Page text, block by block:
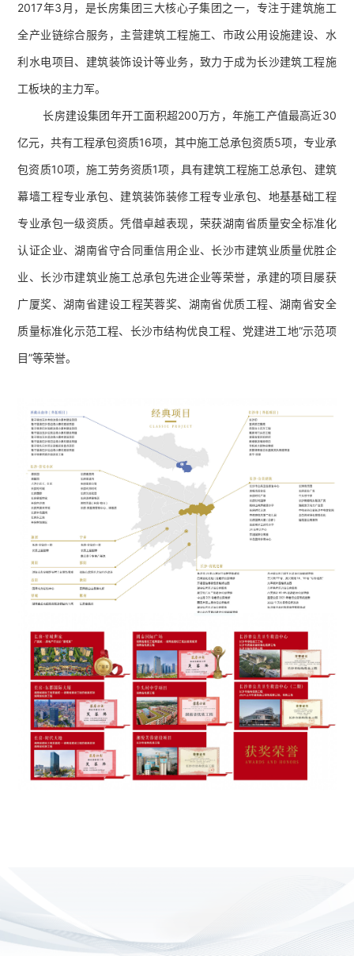
2017年3月，是长房集团三大核心子集团之一，专注于建筑施工
全产业链综合服务，主营建筑工程施工、市政公用设施建设、水
利水电项目、建筑装饰设计等业务，致力于成为长沙建筑工程施
工板块的主力军。
长房建设集团年开工面积超200万方，年施工产值最高近30
亿元，共有工程承包资质16项，其中施工总承包资质5项，专业承
包资质10项，施工劳务资质1项，具有建筑工程施工总承包、建筑
幕墙工程专业承包、建筑装饰装修工程专业承包、地基基础工程
专业承包一级资质。凭借卓越表现，荣获湖南省质量安全标准化
认证企业、湖南省守合同重信用企业、长沙市建筑业质量优胜企
业、长沙市建筑业施工总承包先进企业等荣誉，承建的项目屡获
广厦奖、湖南省建设工程芙蓉奖、湖南省优质工程、湖南省安全
质量标准化示范工程、长沙市结构优良工程、党建进工地“示范项
目”等荣誉。